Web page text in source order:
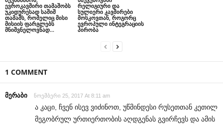
ევროკავშირი თამაშობს
უკიდურესად საშიშ
თამაშს, რომელიც მისი
მისიის ფარგლებს
მნიშვნელოვნად...
რელიგიური და
სულიერი კავშირები
მოსკოვთან, როგორც
ევროპული ინტეგრაციის
პირობა
1 COMMENT
მერაბი ნოემბერი 25, 2017 At 8:11 am
ა კაცი, ჩვენ ისევ ვიძინოთ, უწმინდესი რუსეთთან კეთილ
მეგობრულ ურთიერთობის აღდგენას გვირჩევს და ამის